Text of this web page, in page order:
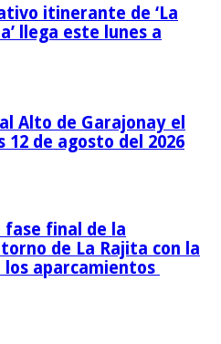
itinerante de ‘La
llega este lunes a
Alto de Garajonay el
12 de agosto del 2026
fase final de la
de La Rajita con la
aparcamientos